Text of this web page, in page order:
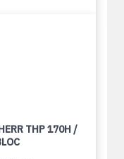
THP 170H /